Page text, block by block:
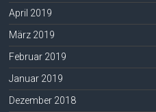
April 2019
März 2019
Februar 2019
Januar 2019
Dezember 2018